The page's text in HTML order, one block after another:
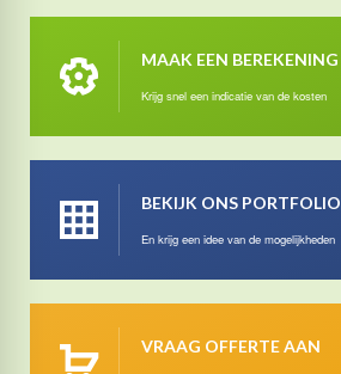
MAAK EEN BEREKENING
Krijg snel een indicatie van de kosten
BEKIJK ONS PORTFOLIO
En krijg een idee van de mogelijkheden
VRAAG OFFERTE AAN